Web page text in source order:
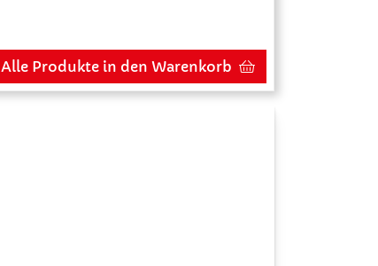
Alle Produkte in den Warenkorb